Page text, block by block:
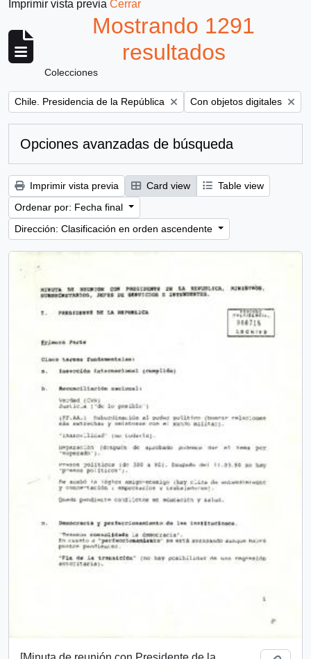
Imprimir vista previa Cerrar
Mostrando 1291
resultados
Colecciones
Remove filter:
Chile. Presidencia de la República Remove filter:
Con objetos digitales
Opciones avanzadas de búsqueda
Imprimir vista previa Card view
Table view
Ordenar por: Fecha final
Dirección: Clasificación en orden ascendente